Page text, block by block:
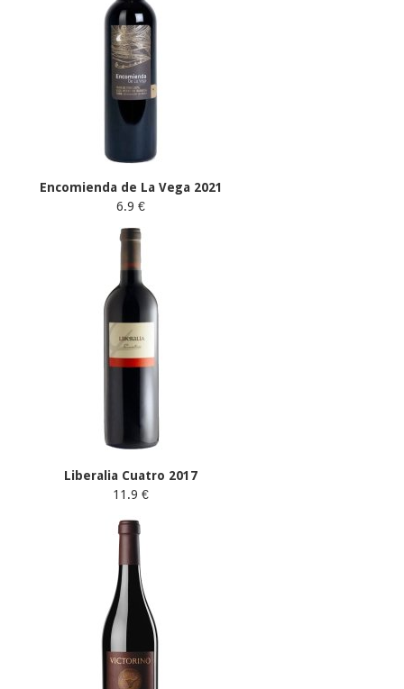
Encomienda de La Vega 2021
6.9 €
Liberalia Cuatro 2017
11.9 €